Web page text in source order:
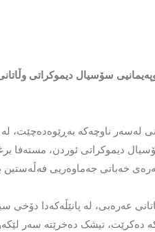
هاوپەیمانیی سۆسیال دیموکراتی
لەسەر ناوچەکە بەڕێوەدەچێت، لە
دیموکراتی ئوردن، مستەفا
خەباتی جەماوەریی فەڵەستین
عەرەبی، لە پانێڵەکەدا دۆخی
دەکرێت، تیشک دەخرێتە سەر